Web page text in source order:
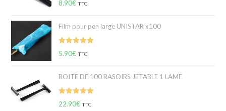
8.90€ TTC
Film pour pen large UNISTAR x100
Note5.00
5.90€ TTC
BOITE DE 100 RASOIRS JETABLE 1 LAME
Note5.00
22.90€ TTC